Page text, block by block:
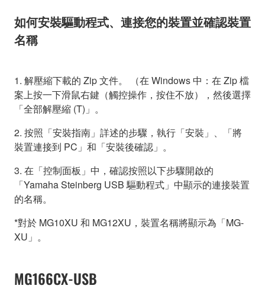
如何安裝驅動程式、連接您的裝置並確認裝置
名稱
1. 解壓縮下載的 Zip 文件。 （在 Windows 中：在 Zip 檔
案上按一下滑鼠右鍵（觸控操作，按住不放），然後選擇
「全部解壓縮 (T)」。
2. 按照「安裝指南」詳述的步驟，執行「安裝」、「將
裝置連接到 PC」和「安裝後確認」。
3. 在「控制面板」中，確認按照以下步驟開啟的
「Yamaha Steinberg USB 驅動程式」中顯示的連接裝置
的名稱。
*對於 MG10XU 和 MG12XU，裝置名稱將顯示為「MG-
XU」。
MG166CX-USB